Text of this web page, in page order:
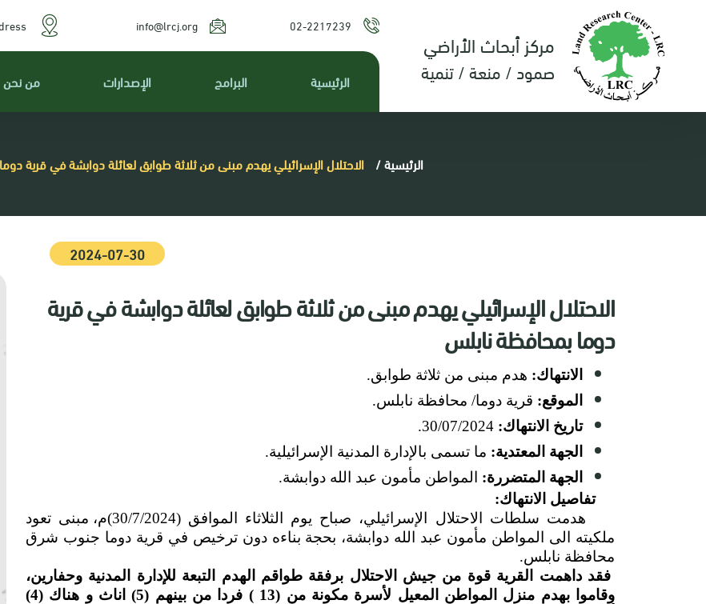
مركز أبحاث الأراضي
صمود / منعة / تنمية
02-2217239
info@lrcj.org
الرئيسية البرامج الإصدارات من نحن
الرئيسية/ الاحتلال الإسرائيلي يهدم مبنى من ثلاثة طوابق لعائلة دوابشة في قرية
2024-07-30
الاحتلال الإسرائيلي يهدم مبنى من ثلاثة طوابق لعائلة دوابشة في قرية
دوما بمحافظة نابلس
الانتهاك: هدم مبنى من ثلاثة طوابق.
الموقع: قرية دوما/ محافظة نابلس.
تاريخ الانتهاك:
الجهة المعتدية: ما تسمى بالإدارة المدنية الإسرائيلية.
الجهة المتضررة: المواطن مأمون عبد الله دوابشة.
تفاصيل الانتهاك:
هدمت سلطات الاحتلال الإسرائيلي، صباح يوم الثلاثاء الموافق (30/7/2024)م، مبنى تعود
ملكيته الى المواطن مأمون عبد الله دوابشة، بحجة بناءه دون ترخيص في قرية دوما جنوب شرق
محافظة نابلس.
فقد داهمت القرية قوة من جيش الاحتلال برفقة طواقم الهدم التبعة للإدارة المدنية وحفارين،
وقاموا بهدم منزل المواطن المعيل لأسرة مكونة من (13 ) فردا من بينهم (5) اناث و هناك (4)